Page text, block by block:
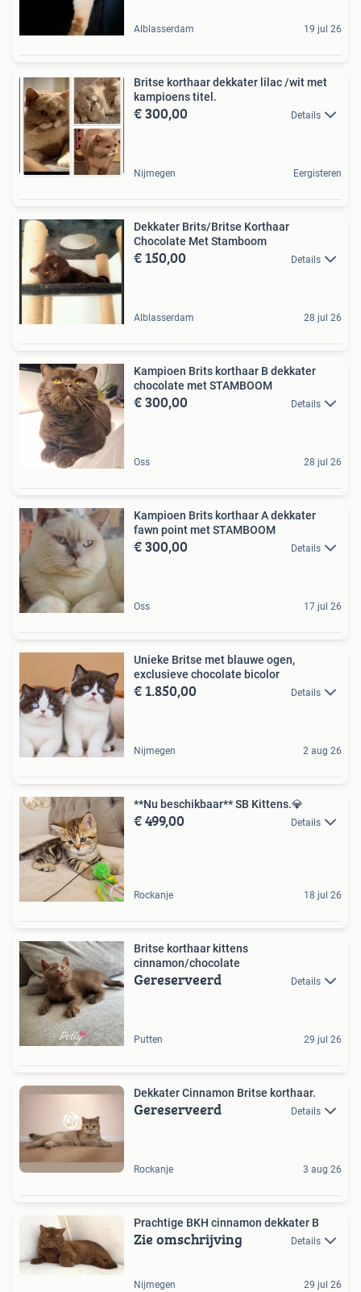
Alblasserdam 19 jul 26
Britse korthaar dekkater lilac /wit met
kampioens titel.
€ 300,00 Details
Nijmegen Eergisteren
Dekkater Brits/Britse Korthaar
Chocolate Met Stamboom
€ 150,00 Details
Alblasserdam 28 jul 26
Kampioen Brits korthaar B dekkater
chocolate met STAMBOOM
€ 300,00 Details
Oss 28 jul 26
Kampioen Brits korthaar A dekkater
fawn point met STAMBOOM
€ 300,00 Details
Oss 17 jul 26
Unieke Britse met blauwe ogen,
exclusieve chocolate bicolor
€ 1.850,00 Details
Nijmegen 2 aug 26
**Nu beschikbaar** SB Kittens.💎
€ 499,00 Details
Rockanje 18 jul 26
Britse korthaar kittens
cinnamon/chocolate
Gereserveerd Details
Putten 29 jul 26
Dekkater Cinnamon Britse korthaar.
Gereserveerd Details
Rockanje 3 aug 26
Prachtige BKH cinnamon dekkater B
Zie omschrijving Details
Nijmegen 29 jul 26